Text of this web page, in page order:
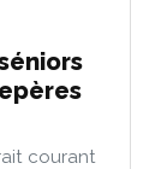
courant